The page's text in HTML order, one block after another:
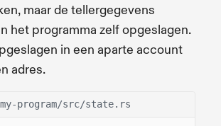
maar de tellergegevens
het programma zelf opgeslagen.
in een aparte account
adres.
my-program/src/state.rs